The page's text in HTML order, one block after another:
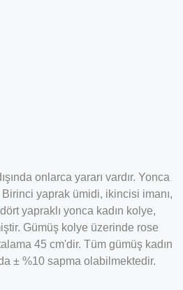
onlarca yararı vardır. Yonca
Birinci yaprak ümidi, ikincisi imanı,
yapraklı yonca kadın kolye,
Gümüş kolye üzerinde rose
45 cm'dir. Tüm gümüş kadın
± %10 sapma olabilmektedir.